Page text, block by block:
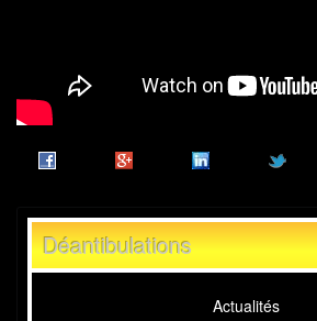
Déantibulations
Actualités